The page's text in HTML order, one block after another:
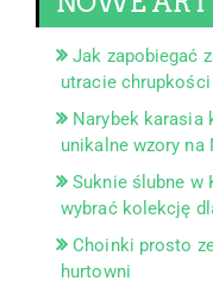
Jak zapobiegać
utracie
Narybek karasia
unikalne wzory na
Suknie ślubne w
wybrać kolekcję
Choinki prosto
hurtowni